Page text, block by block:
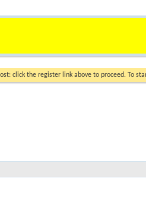
click the register link above to proceed. To